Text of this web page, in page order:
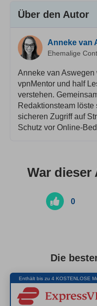
Über den Autor
Anneke van
Ehemalige
Anneke van
vpnMentor und half
verstehen.
Redaktionsteam
sicheren Zugriff auf
Schutz vor Online-
War
0
Die
Enthält bis zu 4 KOSTENLOSE